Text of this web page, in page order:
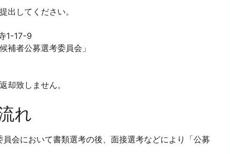
出してください。
1-17-9
者公募選考委員会」
却致しません。
れ
員会において書類選考の後、面接選考などにより「公募